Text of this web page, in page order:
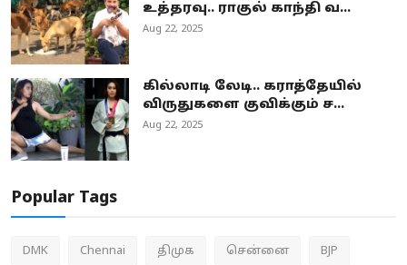
உத்தரவு.. ராகுல் காந்தி வ...
Aug 22, 2025
கில்லாடி லேடி.. கராத்தேயில்
விருதுகளை குவிக்கும் ச...
Aug 22, 2025
Popular Tags
DMK Chennai திமுக சென்னை BJP